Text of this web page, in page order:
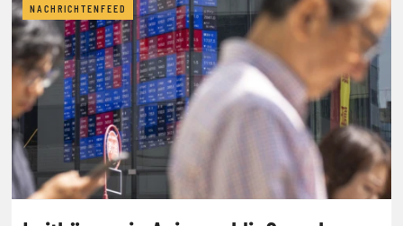
NACHRICHTENFEED